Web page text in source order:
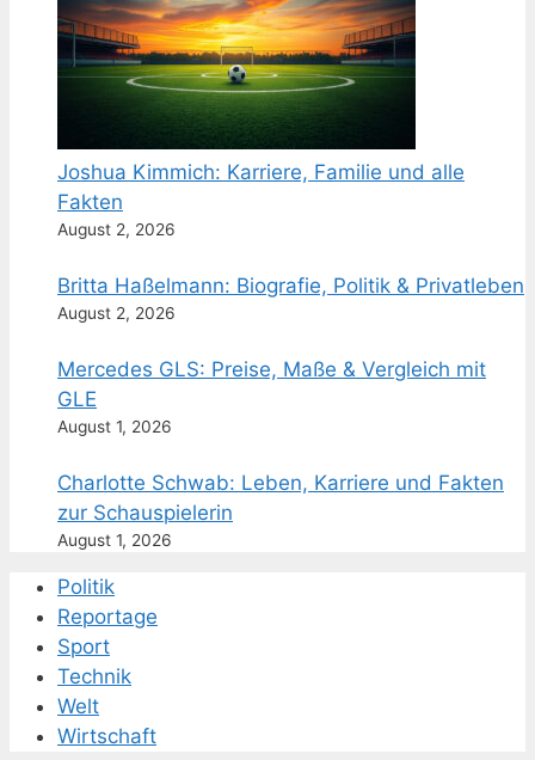
Joshua Kimmich: Karriere, Familie und alle
Fakten
August 2, 2026
Britta Haßelmann: Biografie, Politik & Privatleben
August 2, 2026
Mercedes GLS: Preise, Maße & Vergleich mit
GLE
August 1, 2026
Charlotte Schwab: Leben, Karriere und Fakten
zur Schauspielerin
August 1, 2026
Politik
Reportage
Sport
Technik
Welt
Wirtschaft